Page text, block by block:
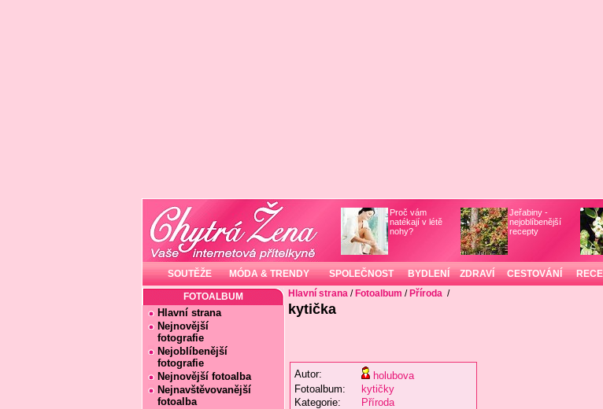
Proč vám
natékají v létě
nohy?
Jeřabiny -
nejoblíbenější
recepty
SOUTĚŽE MÓDA & TRENDY SPOLEČNOST BYDLENÍ ZDRAVÍ CESTOVÁNÍ
FOTOALBUM
Hlavní strana
Nejnovější
fotografie
Nejoblíbenější
fotografie
Nejnovější fotoalba
Nejnavštěvovanější
fotoalba
Hlavní strana/ Fotoalbum / Příroda /
kytička
Autor:
holubova
Fotoalbum:
kytičky
Kategorie:
Příroda